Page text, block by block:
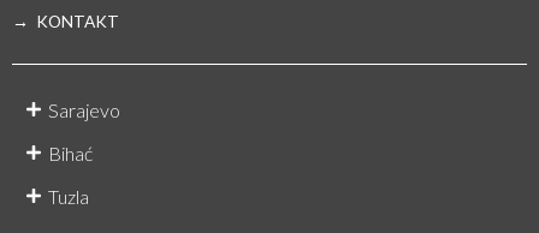
→ KONTAKT
Sarajevo
Bihać
Tuzla